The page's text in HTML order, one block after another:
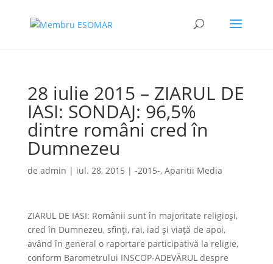
28 iulie 2015 – ZIARUL DE
IASI: SONDAJ: 96,5%
dintre români cred în
Dumnezeu
de admin | iul. 28, 2015 | -2015-, Aparitii Media
ZIARUL DE IASI: Românii sunt în majoritate religioşi,
cred în Dumnezeu, sfinţi, rai, iad şi viaţă de apoi,
având în general o raportare participativă la religie,
conform Barometrului INSCOP-ADEVĂRUL despre